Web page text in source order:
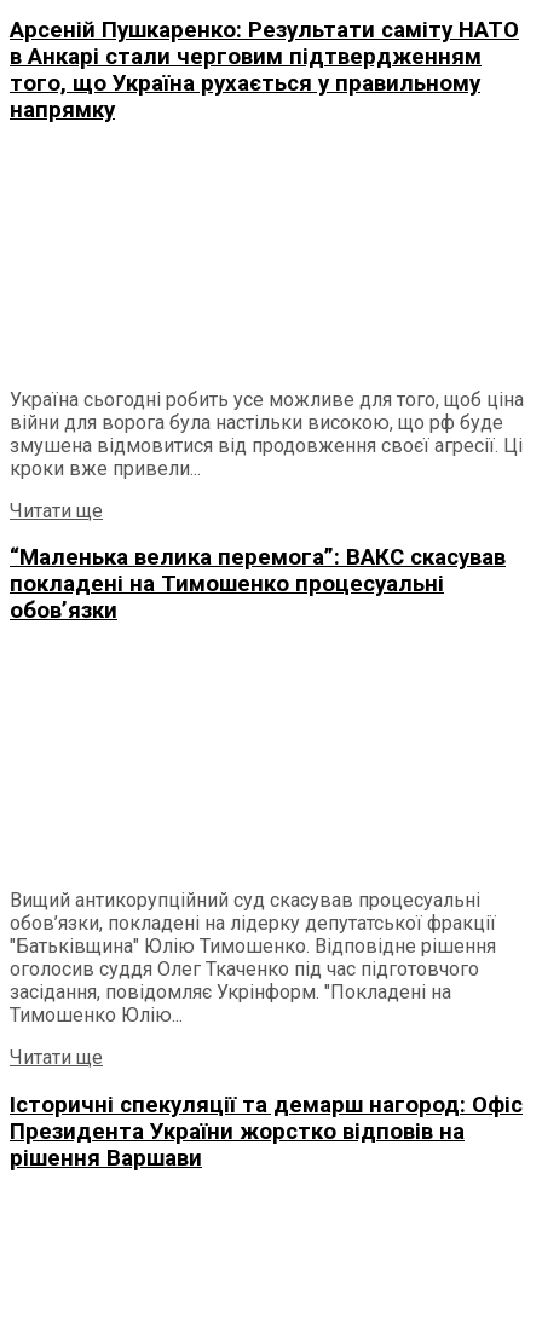
Арсеній Пушкаренко: Результати саміту НАТО
в Анкарі стали черговим підтвердженням
того, що Україна рухається у правильному
напрямку
Україна сьогодні робить усе можливе для того, щоб ціна
війни для ворога була настільки високою, що рф буде
змушена відмовитися від продовження своєї агресії. Ці
кроки вже привели...
Читати ще
“Маленька велика перемога”: ВАКС скасував
покладені на Тимошенко процесуальні
обов’язки
Вищий антикорупційний суд скасував процесуальні
обов’язки, покладені на лідерку депутатської фракції
"Батьківщина" Юлію Тимошенко. Відповідне рішення
оголосив суддя Олег Ткаченко під час підготовчого
засідання, повідомляє Укрінформ. "Покладені на
Тимошенко Юлію...
Читати ще
Історичні спекуляції та демарш нагород: Офіс
Президента України жорстко відповів на
рішення Варшави